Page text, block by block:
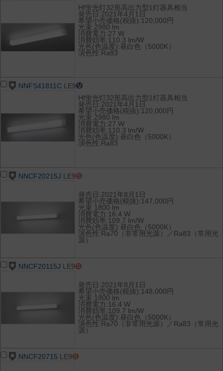
Hf蛍光灯32形高出力型1灯器具相当
発売日:2021年4月1日
希望小売価格(税抜):120,000円
光束:2980 lm
消費電力:27 W
消費効率:110.3 lm/W
光色(色温度):昼白色（5000K）
演色性:Ra83
NNFS41811C LE9
Hf蛍光灯32形高出力型1灯器具相当
発売日:2021年4月1日
希望小売価格(税抜):120,000円
光束:2980 lm
消費電力:27 W
消費効率:110.3 lm/W
光色(色温度):昼白色（5000K）
演色性:Ra83
NNCF20215J LE9
発売日:2021年8月1日
希望小売価格(税抜):147,000円
光束:1800 lm
消費電力:16.4 W
消費効率:109.7 lm/W
光色(色温度):昼白色（5000K）
演色性:Ra70（非常用光源）／Ra83（常用光
源）
NNCF20115J LE9
発売日:2021年8月1日
希望小売価格(税抜):148,000円
光束:1800 lm
消費電力:16.4 W
消費効率:109.7 lm/W
光色(色温度):昼白色（5000K）
演色性:Ra70（非常用光源）／Ra83（常用光
源）
NNCF20715 LE9